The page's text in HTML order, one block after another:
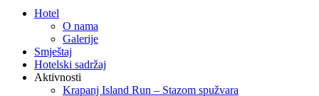
Hotel
O nama
Galerije
Smještaj
Hotelski sadržaj
Aktivnosti
Krapanj Island Run – Stazom spužvara